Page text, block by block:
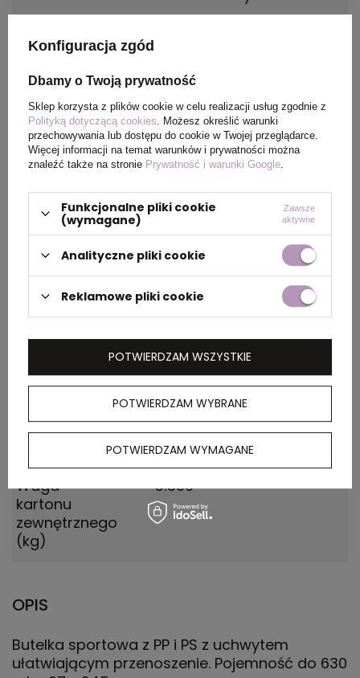
Materiał
Kraj
pochodzenia
China
Certyfikat Food Safety, BPA Free
PAKOWANIE
zewnętrznego
kartonie
wewnętrznym
1
Waga
kartonu
zewnętrznego
(kg)
5.500
OPIS
Butelka sportowa z PP i PS z uchwytem
ułatwiającym przenoszenie. Pojemność do 630
Konfiguracja zgód
Dbamy o Twoją prywatność
Sklep korzysta z plików cookie w celu realizacji usług zgodnie z
Polityką dotyczącą cookies . Możesz określić warunki
przechowywania lub dostępu do cookie w Twojej przeglądarce.
Więcej informacji na temat warunków i prywatności można
znaleźć także na stronie Prywatność i warunki Google
Funkcjonalne pliki cookie
(wymagane)
Zawsze
aktywne
Analityczne pliki cookie
Reklamowe pliki cookie
POTWIERDZAM WYBRANE
POTWIERDZAM WYMAGANE
POTWIERDZAM WSZYSTKIE